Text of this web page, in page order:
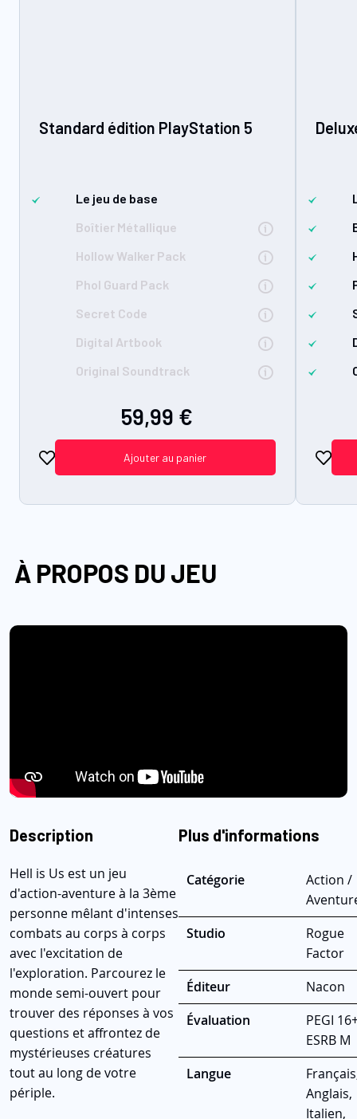
Standard édition PlayStation 5
Le jeu de base
Boîtier Métallique
Hollow Walker Pack
Phol Guard Pack
Secret Code
Digital Artbook
Original Soundtrack
59,99 €
Ajouter au panier
À PROPOS DU JEU
Description
Hell is Us est un jeu
d'action-aventure à la 3ème
personne mêlant d'intenses
combats au corps à corps
avec l'excitation de
l'exploration. Parcourez le
monde semi-ouvert pour
trouver des réponses à vos
questions et affrontez de
mystérieuses créatures
tout au long de votre
périple.
Plus d'informations
Catégorie
Action /
Studio
Rogue
Factor
Éditeur
Nacon
Évaluation
PEGI
ESRB M
Langue
Anglais,
Italien,